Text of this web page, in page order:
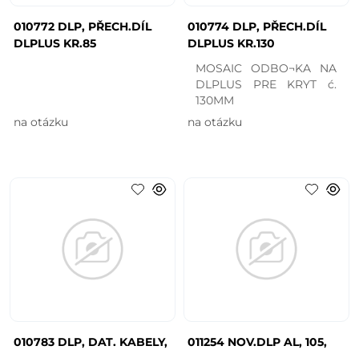
010772 DLP, PŘECH.DÍL
DLPLUS KR.85
na otázku
010774 DLP, PŘECH.DÍL
DLPLUS KR.130
MOSAIC ODBO¬KA NA
DLPLUS PRE KRYT ć.
130MM
na otázku
010783 DLP, DAT. KABELY,
011254 NOV.DLP AL, 105,